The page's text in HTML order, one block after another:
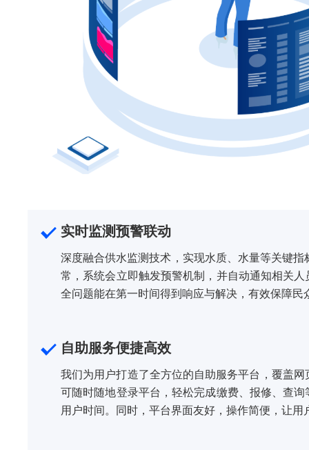
实时监测预警联动
深度融合供水监测技术，实现水质、水量等关键
常，系统会立即触发预警机制，并自动通知相关
全问题能在第一时间得到响应与解决，有效保障民
自助服务便捷高效
我们为用户打造了全方位的自助服务平台，覆盖
可随时随地登录平台，轻松完成缴费、报修、查
用户时间。同时，平台界面友好，操作简便，让